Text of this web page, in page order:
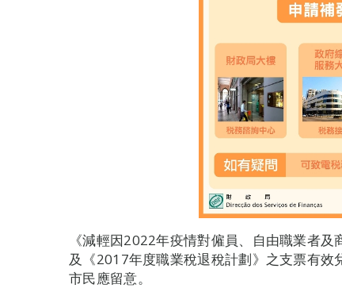
《減輕因2022年疫情對僱員、自由職業者
及《2017年度職業稅退稅計劃》之支票有
市民應留意。